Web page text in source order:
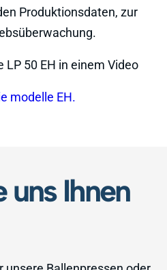
Produktionsdaten, zur
LP 50 EH in einem Video
modelle EH.
uns Ihnen